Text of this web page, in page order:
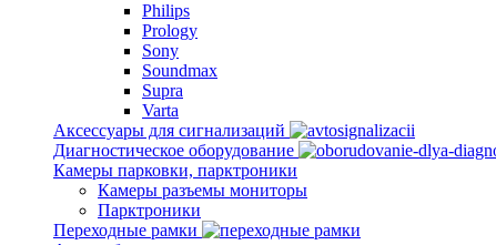
Philips
Prology
Sony
Soundmax
Supra
Varta
Аксессуары для сигнализаций
Диагностическое оборудование
Камеры парковки, парктроники
Камеры разъемы мониторы
Парктроники
Переходные рамки